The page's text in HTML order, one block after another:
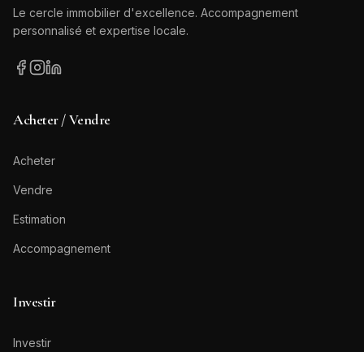
Le cercle immobilier d'excellence. Accompagnement
personnalisé et expertise locale.
Acheter / Vendre
Acheter
Vendre
Estimation
Accompagnement
Investir
Investir